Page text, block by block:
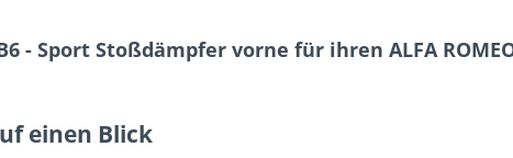
Sport Stoßdämpfer vorne für ihren ALFA ROMEO
einen Blick